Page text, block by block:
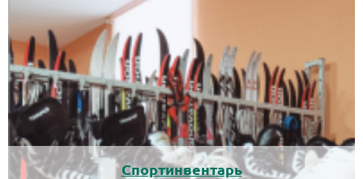
Спортинвентарь